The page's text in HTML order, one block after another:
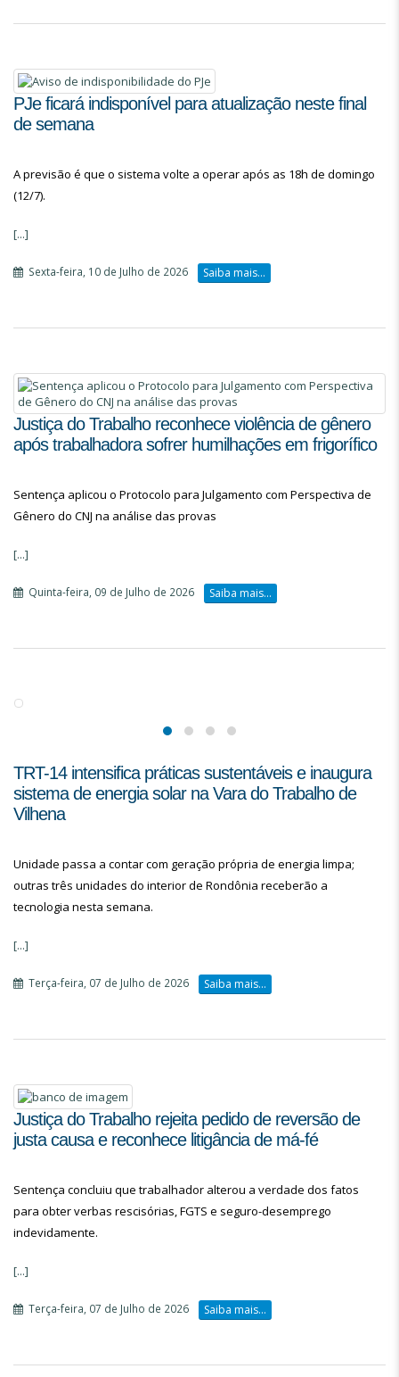
PJe ficará indisponível para atualização neste final
de semana
A previsão é que o sistema volte a operar após as 18h de domingo
(12/7).
[...]
Sexta-feira, 10 de Julho de 2026 Saiba mais...
Justiça do Trabalho reconhece violência de gênero
após trabalhadora sofrer humilhações em frigorífico
Sentença aplicou o Protocolo para Julgamento com Perspectiva de
Gênero do CNJ na análise das provas
[...]
Quinta-feira, 09 de Julho de 2026 Saiba mais...
TRT-14 intensifica práticas sustentáveis e inaugura
sistema de energia solar na Vara do Trabalho de
Vilhena
Unidade passa a contar com geração própria de energia limpa;
outras três unidades do interior de Rondônia receberão a
tecnologia nesta semana.
[...]
Terça-feira, 07 de Julho de 2026 Saiba mais...
Justiça do Trabalho rejeita pedido de reversão de
justa causa e reconhece litigância de má-fé
Sentença concluiu que trabalhador alterou a verdade dos fatos
para obter verbas rescisórias, FGTS e seguro-desemprego
indevidamente.
[...]
Terça-feira, 07 de Julho de 2026 Saiba mais...